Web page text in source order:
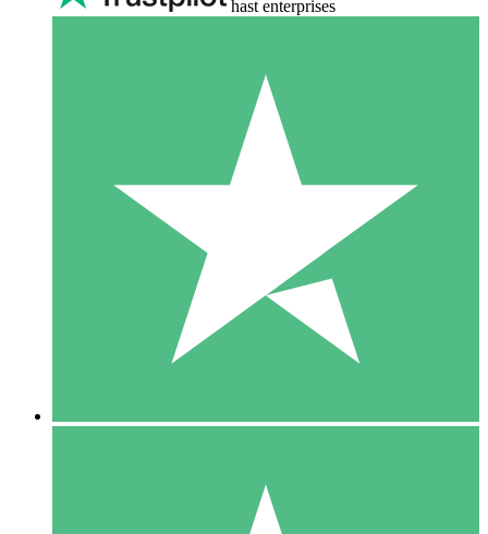
hast enterprises